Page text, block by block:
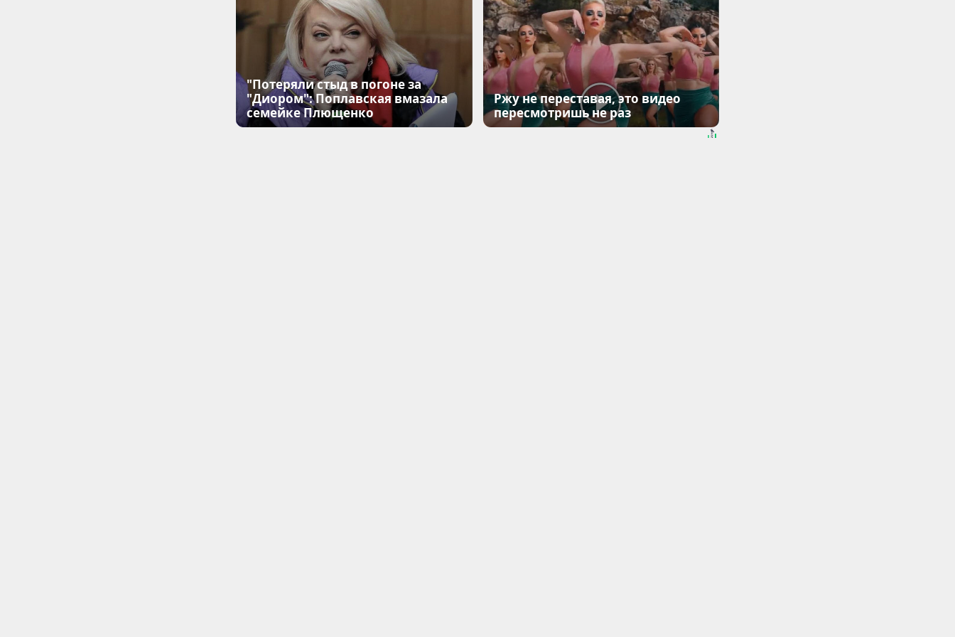
"Потеряли стыд в погоне за
"Диором": Поплавская вмазала
семейке Плющенко
Ржу не переставая, это видео
пересмотришь не раз